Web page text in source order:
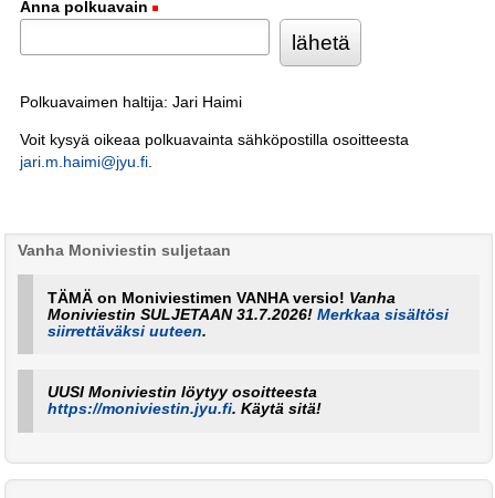
Anna polkuavain
Polkuavaimen haltija: Jari Haimi
Voit kysyä oikeaa polkuavainta sähköpostilla osoitteesta
jari.m.haimi@jyu.fi.
Vanha Moniviestin suljetaan
TÄMÄ on Moniviestimen VANHA versio! Vanha
Moniviestin SULJETAAN 31.7.2026!Merkkaa sisältösi
siirrettäväksi uuteen.
UUSI Moniviestin löytyy osoitteesta
https://moniviestin.jyu.fi. Käytä sitä!